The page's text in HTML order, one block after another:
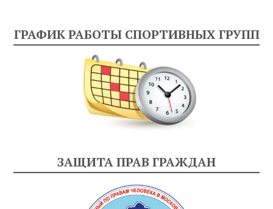
ГРАФИК РАБОТЫ СПОРТИВНЫХ ГРУПП
ЗАЩИТА ПРАВ ГРАЖДАН